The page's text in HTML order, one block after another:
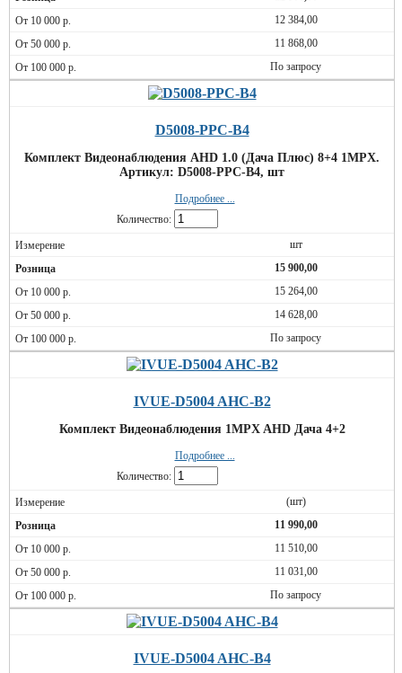
12 384,00
11 868,00
По запросу
D5008-РРС-B4
Комплект Видеонаблюдения AHD 1.0 (Дача Плюс) 8+4 1MPX.
Артикул: D5008-РРС-B4, шт
Подробнее ...
Количество:
шт
15 900,00
15 264,00
14 628,00
По запросу
IVUE-D5004 AHC-B2
Комплект Видеонаблюдения 1MPX AHD Дача 4+2
Подробнее ...
Количество:
(шт)
11 990,00
11 510,00
11 031,00
По запросу
IVUE-D5004 AHC-B4